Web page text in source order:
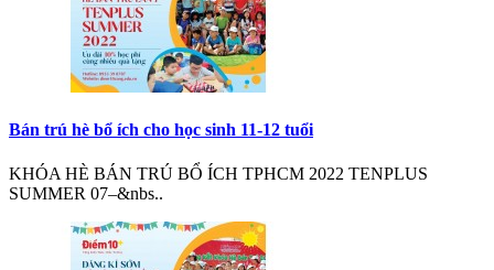
Bán trú hè bổ ích cho học sinh 11-12 tuổi
KHÓA HÈ BÁN TRÚ BỔ ÍCH TPHCM 2022 TENPLUS
SUMMER 07–&nbs..